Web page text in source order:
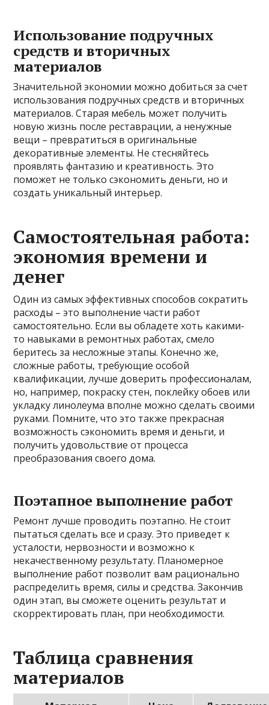
Использование подручных
средств и вторичных
материалов
Значительной экономии можно добиться за счет
использования подручных средств и вторичных
материалов. Старая мебель может получить
новую жизнь после реставрации, а ненужные
вещи – превратиться в оригинальные
декоративные элементы. Не стесняйтесь
проявлять фантазию и креативность. Это
поможет не только сэкономить деньги, но и
создать уникальный интерьер.
Самостоятельная работа:
экономия времени и
денег
Один из самых эффективных способов сократить
расходы – это выполнение части работ
самостоятельно. Если вы обладете хоть какими-
то навыками в ремонтных работах, смело
беритесь за несложные этапы. Конечно же,
сложные работы, требующие особой
квалификации, лучше доверить профессионалам,
но, например, покраску стен, поклейку обоев или
укладку линолеума вполне можно сделать своими
руками. Помните, что это также прекрасная
возможность сэкономить время и деньги, и
получить удовольствие от процесса
преобразования своего дома.
Поэтапное выполнение работ
Ремонт лучше проводить поэтапно. Не стоит
пытаться сделать все и сразу. Это приведет к
усталости, нервозности и возможно к
некачественному результату. Планомерное
выполнение работ позволит вам рационально
распределить время, силы и средства. Закончив
один этап, вы сможете оценить результат и
скорректировать план, при необходимости.
Таблица сравнения
материалов